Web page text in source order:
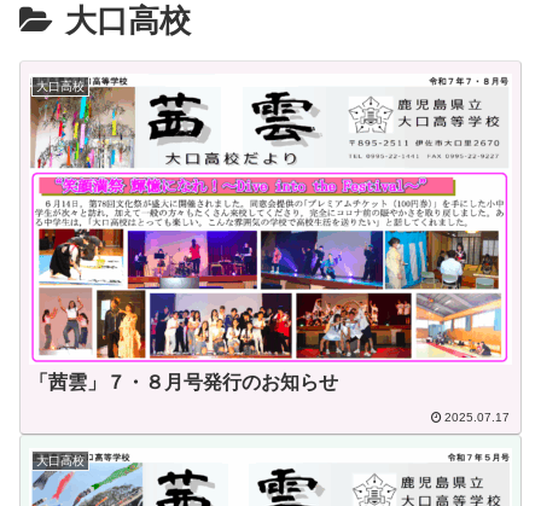
大口高校
大口高校
「茜雲」７・８月号発行のお知らせ
2025.07.17
大口高校